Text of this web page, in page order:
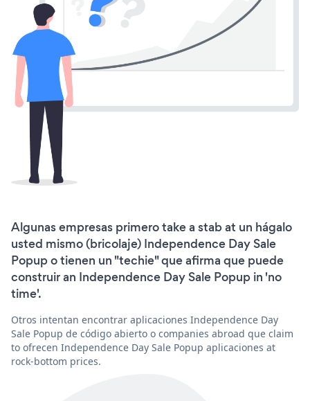
Algunas empresas primero take a stab at un hágalo
usted mismo (bricolaje) Independence Day Sale
Popup o tienen un "techie" que afirma que puede
construir an Independence Day Sale Popup in 'no
time'.
Otros intentan encontrar aplicaciones Independence Day
Sale Popup de código abierto o companies abroad que claim
to ofrecen Independence Day Sale Popup aplicaciones at
rock-bottom prices.